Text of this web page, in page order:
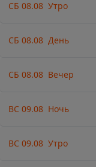
СБ 08.08 Утро
СБ 08.08 День
СБ 08.08 Вечер
ВС 09.08 Ночь
ВС 09.08 Утро